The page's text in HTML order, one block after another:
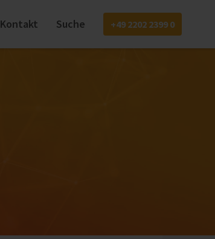
Kontakt Suche +49 2202 2399 0